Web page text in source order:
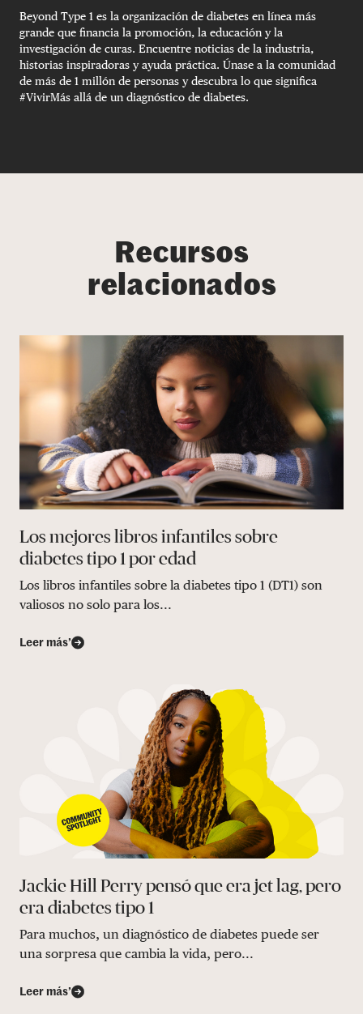
Beyond Type 1 es la organización de diabetes en línea más
grande que financia la promoción, la educación y la
investigación de curas. Encuentre noticias de la industria,
historias inspiradoras y ayuda práctica. Únase a la comunidad
de más de 1 millón de personas y descubra lo que significa
#VivirMás allá de un diagnóstico de diabetes.
Recursos
relacionados
Los mejores libros infantiles sobre
diabetes tipo 1 por edad
Los libros infantiles sobre la diabetes tipo 1 (DT1) son
valiosos no solo para los...
Leer más’
Jackie Hill Perry pensó que era jet lag, pero
era diabetes tipo 1
Para muchos, un diagnóstico de diabetes puede ser
una sorpresa que cambia la vida, pero...
Leer más’